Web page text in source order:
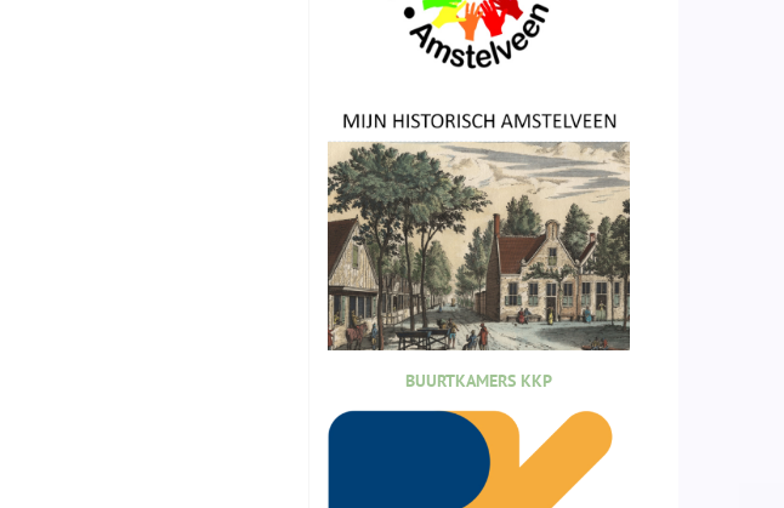
BUURTKAMERS KKP